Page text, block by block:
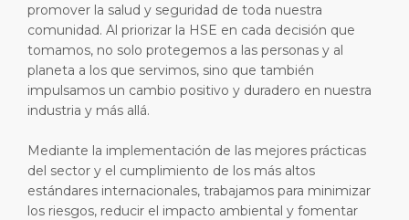
promover la salud y seguridad de toda nuestra
comunidad. Al priorizar la HSE en cada decisión que
tomamos, no solo protegemos a las personas y al
planeta a los que servimos, sino que también
impulsamos un cambio positivo y duradero en nuestra
industria y más allá.
Mediante la implementación de las mejores prácticas
del sector y el cumplimiento de los más altos
estándares internacionales, trabajamos para minimizar
los riesgos, reducir el impacto ambiental y fomentar